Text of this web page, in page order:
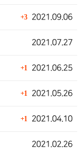
+32021.09.06
2021.07.27
+12021.06.25
+12021.05.26
+12021.04.10
2021.02.26